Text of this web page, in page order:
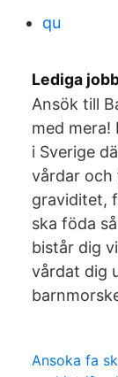
qu
Lediga
Ansök till
med mera!
i Sverige
vårdar och
graviditet,
ska föda
bistår dig
vårdat dig
Ansoka fa